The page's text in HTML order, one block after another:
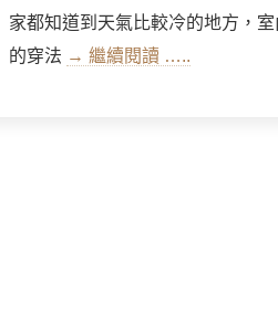
家都知道到天氣比較冷的地方，
的穿法 → 繼續閱讀 …..